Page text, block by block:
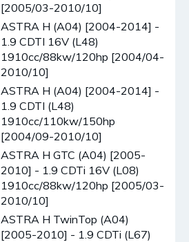
[2005/03-2010/10]
ASTRA H (A04) [2004-2014] -
1.9 CDTI 16V (L48)
1910cc/88kw/120hp [2004/04-
2010/10]
ASTRA H (A04) [2004-2014] -
1.9 CDTI (L48)
1910cc/110kw/150hp
[2004/09-2010/10]
ASTRA H GTC (A04) [2005-
2010] - 1.9 CDTi 16V (L08)
1910cc/88kw/120hp [2005/03-
2010/10]
ASTRA H TwinTop (A04)
[2005-2010] - 1.9 CDTi (L67)